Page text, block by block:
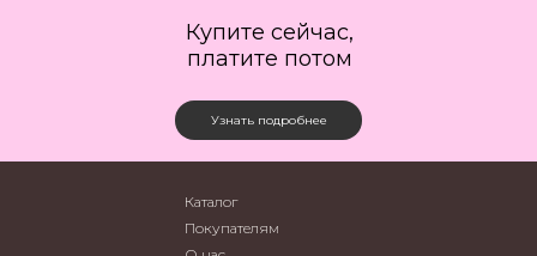
Купите сейчас,
платите потом
Узнать подробнее
Каталог
Покупателям